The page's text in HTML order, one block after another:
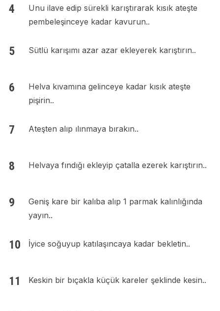
Unu ilave edip sürekli karıştırarak kısık ateşte
pembeleşinceye kadar kavurun..
Sütlü karışımı azar azar ekleyerek karıştırın..
Helva kıvamına gelinceye kadar kısık ateşte
pişirin..
Ateşten alıp ılınmaya bırakın..
Helvaya fındığı ekleyip çatalla ezerek karıştırın..
Geniş kare bir kalıba alıp 1 parmak kalınlığında
yayın..
İyice soğuyup katılaşıncaya kadar bekletin..
Keskin bir bıçakla küçük kareler şeklinde kesin..